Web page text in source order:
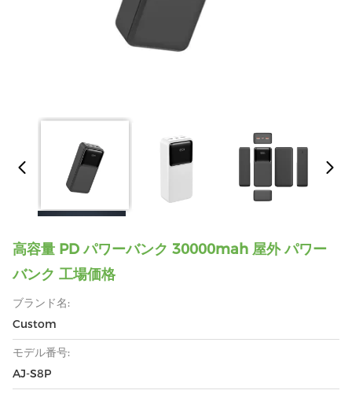
高容量 PD パワーバンク 30000mah 屋外 パワー
バンク 工場価格
ブランド名:
Custom
モデル番号:
AJ-S8P